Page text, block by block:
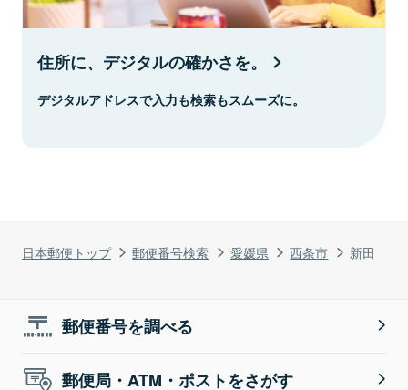
日本郵便トップ 郵便番号検索 愛媛県 西条市 新田
住所に、デジタルの確かさを。
デジタルアドレスで入力も検索もスムーズに。
郵便番号を調べる
郵便局・ATM・ポストをさがす